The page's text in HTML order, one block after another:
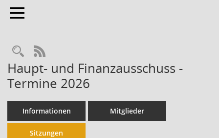
Toggle navigation
RSS-Feed
Haupt- und Finanzausschuss -
Termine 2026
Informationen Mitglieder
Sitzungen